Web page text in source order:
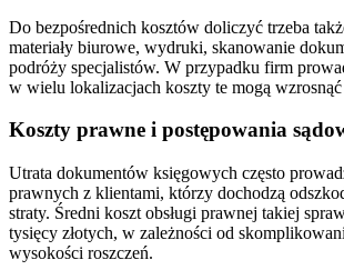
Do bezpośrednich kosztów doliczyć trzeba
materiały biurowe, wydruki, skanowanie
podróży specjalistów. W przypadku firm
w wielu lokalizacjach koszty te mogą
Koszty prawne i postępowania
Utrata dokumentów księgowych często
prawnych z klientami, którzy dochodzą
straty. Średni koszt obsługi prawnej takiej
tysięcy złotych, w zależności od
wysokości roszczeń.